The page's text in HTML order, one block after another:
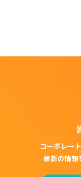
コーポレー
最新の情報